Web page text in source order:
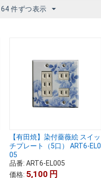
64 件ずつ表示
【有田焼】染付薔薇絵 スイッ
チプレート（5口） ART6-EL0
05
品番: ART6-EL005
価格: 5,100 円